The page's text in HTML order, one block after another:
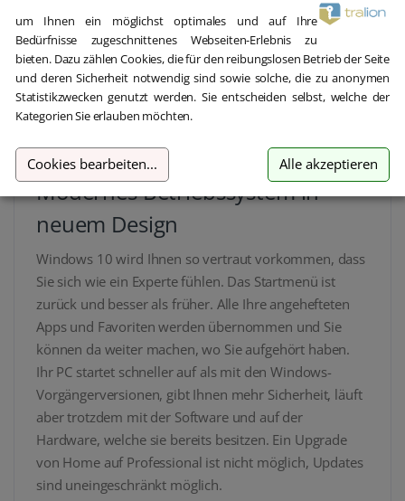
Beschreibung Details Lieferumfang
Modernes Betriebssystem in
neuem Design
Windows 10 wird Ihnen so vertraut vorkommen, dass
Sie sich wie ein Experte fühlen. Das Startmenü ist
zurück und besser als früher. Alle Ihre angehefteten
Apps und Favoriten werden übernommen und Sie
können da weiter machen, wo Sie aufgehört haben.
Ihr PC startet schneller auf als mit den Windows-
Vorgängerversionen, gibt Ihnen mehr Sicherheit, läuft
aber trotzdem mit der Software und auf der
Hardware, welche sie bereits besitzen. Ein Upgrade
von Home auf Professional ist nicht möglich, Updates
sind uneingeschränkt möglich.
um Ihnen ein möglichst optimales und auf Ihre
Bedürfnisse zugeschnittenes Webseiten-Erlebnis zu
bieten. Dazu zählen Cookies, die für den reibungslosen Betrieb der Seite
und deren Sicherheit notwendig sind sowie solche, die zu anonymen
Statistikzwecken genutzt werden. Sie entscheiden selbst, welche der
Kategorien Sie erlauben möchten.
Cookies bearbeiten... Alle akzeptieren